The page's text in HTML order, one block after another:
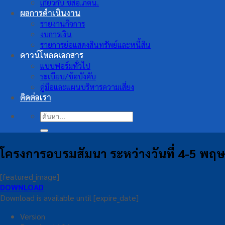
เกี่ยวกับ ชสอ.ภตน.
ผลการดำเนินงาน
รายงานกิจการ
งบการเงิน
รายการย่อแสดงสินทรัพย์และหนี้สิน
ดาวน์โหลดเอกสาร
แบบฟอร์มทั่วไป
ระเบียบ/ข้อบังคับ
คู่มือและแผนบริหารความเสี่ยง
ติดต่อเรา
ค้นหา:
โครงการอบรมสัมนา ระหว่างวันที่ 4-5 พฤ
[featured_image]
DOWNLOAD
Download is available until [expire_date]
Version